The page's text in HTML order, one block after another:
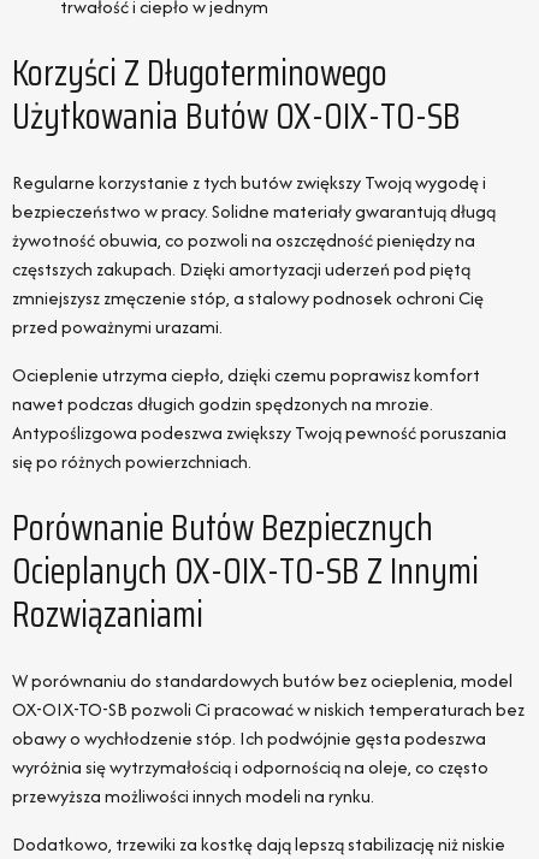
trwałość i ciepło w jednym
Korzyści Z Długoterminowego
Użytkowania Butów OX-OIX-TO-SB
Regularne korzystanie z tych butów zwiększy Twoją wygodę i
bezpieczeństwo w pracy. Solidne materiały gwarantują długą
żywotność obuwia, co pozwoli na oszczędność pieniędzy na
częstszych zakupach. Dzięki amortyzacji uderzeń pod piętą
zmniejszysz zmęczenie stóp, a stalowy podnosek ochroni Cię
przed poważnymi urazami.
Ocieplenie utrzyma ciepło, dzięki czemu poprawisz komfort
nawet podczas długich godzin spędzonych na mrozie.
Antypoślizgowa podeszwa zwiększy Twoją pewność poruszania
się po różnych powierzchniach.
Porównanie Butów Bezpiecznych
Ocieplanych OX-OIX-TO-SB Z Innymi
Rozwiązaniami
W porównaniu do standardowych butów bez ocieplenia, model
OX-OIX-TO-SB pozwoli Ci pracować w niskich temperaturach bez
obawy o wychłodzenie stóp. Ich podwójnie gęsta podeszwa
wyróżnia się wytrzymałością i odpornością na oleje, co często
przewyższa możliwości innych modeli na rynku.
Dodatkowo, trzewiki za kostkę dają lepszą stabilizację niż niskie